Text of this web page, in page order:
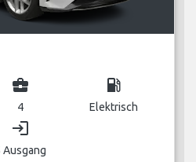
business_center
4
local_gas_station
Elektrisch
login
Ausgang